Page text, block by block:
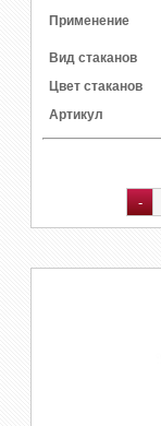
Применение
Вид стаканов
Цвет стаканов
Артикул